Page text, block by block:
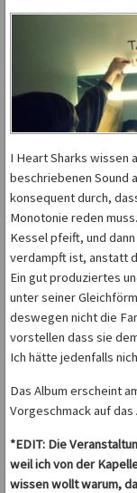
I Heart Sharks wissen
beschriebenen Sound
konsequent durch,
Monotonie reden
Kessel pfeift, und
verdampft ist, anstatt
Ein gut produziertes
unter seiner
deswegen nicht die
vorstellen dass sie
Ich hätte jedenfalls
Das Album erscheint
Vorgeschmack auf das
*EDIT: Die
weil ich von der
wissen wollt warum,